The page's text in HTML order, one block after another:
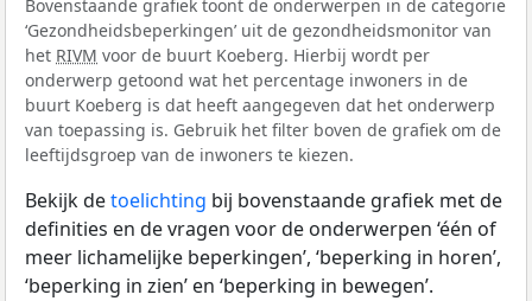
Bovenstaande grafiek toont de onderwerpen in de categorie
‘Gezondheidsbeperkingen’ uit de gezondheidsmonitor van
het RIVM voor de buurt Koeberg. Hierbij wordt per
onderwerp getoond wat het percentage inwoners in de
buurt Koeberg is dat heeft aangegeven dat het onderwerp
van toepassing is. Gebruik het filter boven de grafiek om de
leeftijdsgroep van de inwoners te kiezen.
Bekijk detoelichting bij bovenstaande grafiek met de
definities en de vragen voor de onderwerpen ‘één of
meer lichamelijke beperkingen’, ‘beperking in horen’,
‘beperking in zien’ en ‘beperking in bewegen’.